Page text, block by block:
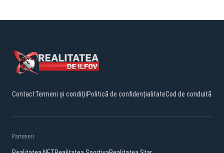
ContactTermeni și condițiiPolitică de confidențialitateCod de conduită
Parteneri: